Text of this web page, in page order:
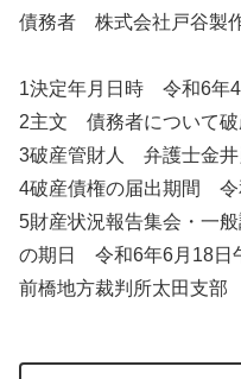
債務者 株式会社戸谷製
1決定年月日時 令和6年
2主文 債務者について破
3破産管財人 弁護士金井
4破産債権の届出期間 令
5財産状況報告集会・一
の期日 令和6年6月18日
前橋地方裁判所太田支部